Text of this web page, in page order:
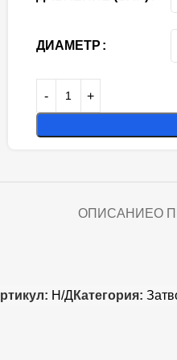
ДИАМЕТР
ОПИСАНИЕО
Н/ДКатегория: